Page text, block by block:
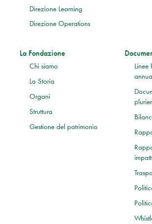
Direzione Learning
Direzione Operations
La Fondazione
Chi siamo
La Storia
Organi
Struttura
Gestione del patrimonio
Linee